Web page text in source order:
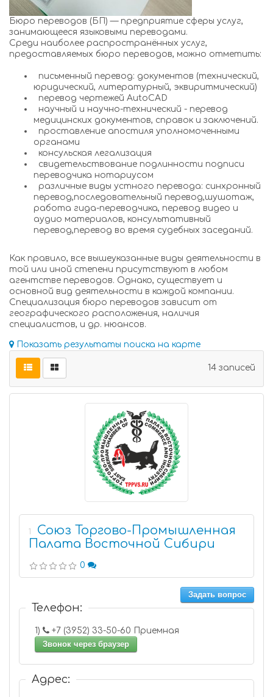
Бюро переводов (БП) — предприятие сферы услуг,
занимающееся языковыми переводами.
Среди наиболее распространённых услуг,
предоставляемых бюро переводов, можно отметить:
письменный перевод: документов (технический,
юридический, литературный, эквиритмический)
перевод чертежей AutoCAD
научный и научно-технический - перевод
медицинских документов, справок и заключений.
проставление апостиля уполномоченными
органами
консульская легализация
свидетельствование подлинности подписи
переводчика нотариусом
различные виды устного перевода: синхронный
перевод,последовательный перевод,шушотаж,
работа гида-переводчика, перевод видео и
аудио материалов, консультативный
перевод,перевод во время судебных заседаний.
Как правило, все вышеуказанные виды деятельности в
той или иной степени присутствуют в любом
агентстве переводов. Однако, существует и
основной вид деятельности в каждой компании.
Специализация бюро переводов зависит от
географического расположения, наличия
специалистов, и др. нюансов.
Показать результаты поиска на карте
14 записей
1
Союз Торгово-Промышленная
Палата Восточной Сибири
0
Задать вопрос
Телефон:
1)
+7 (3952) 33-50-60 Приемная
Звонок через браузер
Адрес: